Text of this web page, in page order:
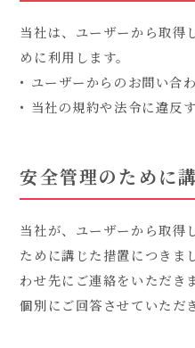
当社は、ユーザーから取得
めに利用します。
• ユーザーからのお問い合
• 当社の規約や法令に違反
安全管理のために
当社が、ユーザーから取得
ために講じた措置につきま
わせ先にご連絡をいただき
個別にご回答させていただ